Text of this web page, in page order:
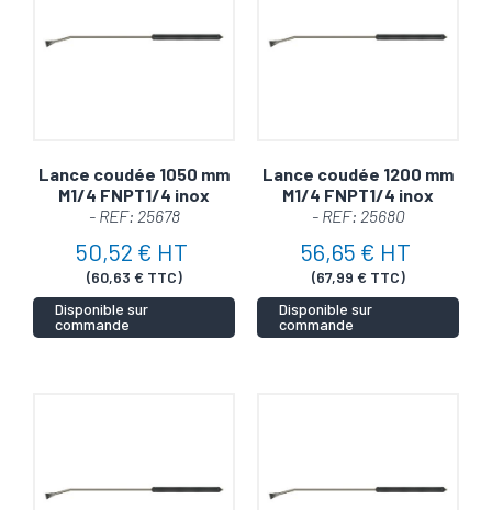
Ne laissez pas la saleté prendre le dessus. Commandez
Lance coudée 1050 mm
M1/4 FNPT1/4 inox
- REF: 25678
50,52 € HT
(60,63 € TTC)
Disponible sur
commande
Lance coudée 1200 mm
M1/4 FNPT1/4 inox
- REF: 25680
56,65 € HT
(67,99 € TTC)
Disponible sur
commande